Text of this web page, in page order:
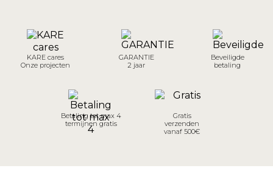
KARE cares
Onze projecten
GARANTIE
2 jaar
Beveiligde
betaling
Betaling tot max 4
termijnen gratis
Gratis
verzenden
vanaf 500€